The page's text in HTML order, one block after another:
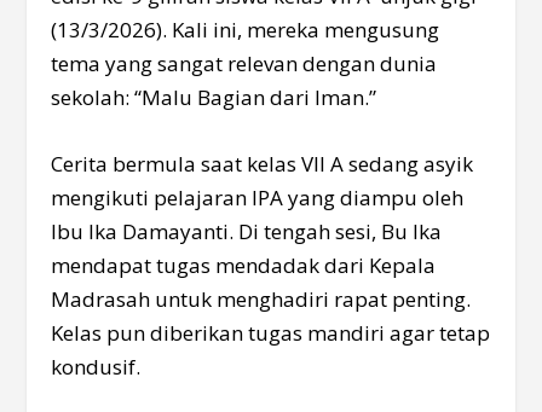
(13/3/2026). Kali ini, mereka mengusung
tema yang sangat relevan dengan dunia
sekolah: “Malu Bagian dari Iman.”
Cerita bermula saat kelas VII A sedang asyik
mengikuti pelajaran IPA yang diampu oleh
Ibu Ika Damayanti. Di tengah sesi, Bu Ika
mendapat tugas mendadak dari Kepala
Madrasah untuk menghadiri rapat penting.
Kelas pun diberikan tugas mandiri agar tetap
kondusif.